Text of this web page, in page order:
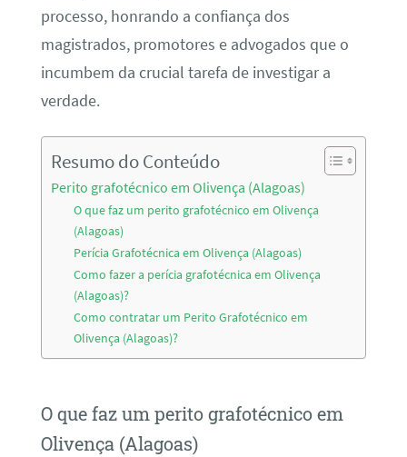
processo, honrando a confiança dos
magistrados, promotores e advogados que o
incumbem da crucial tarefa de investigar a
verdade.
Resumo do Conteúdo
Perito grafotécnico em Olivença (Alagoas)
O que faz um perito grafotécnico em Olivença
(Alagoas)
Perícia Grafotécnica em Olivença (Alagoas)
Como fazer a perícia grafotécnica em Olivença
(Alagoas)?
Como contratar um Perito Grafotécnico em
Olivença (Alagoas)?
O que faz um perito grafotécnico em
Olivença (Alagoas)